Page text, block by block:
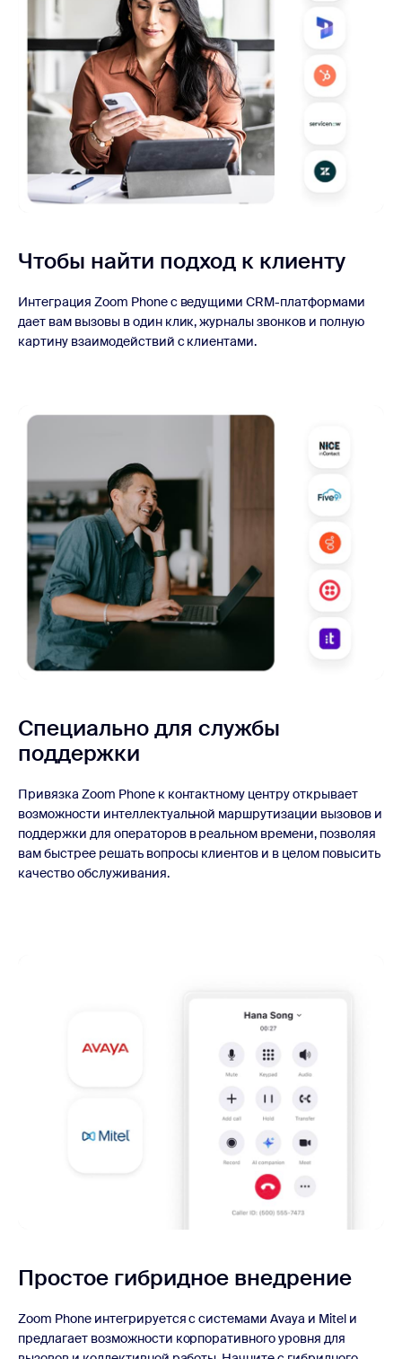
Чтобы найти подход к клиенту
Интеграция Zoom Phone с ведущими CRM-платформами
дает вам вызовы в один клик, журналы звонков и полную
картину взаимодействий с клиентами.
Специально для службы
поддержки
Привязка Zoom Phone к контактному центру открывает
возможности интеллектуальной маршрутизации вызовов и
поддержки для операторов в реальном времени, позволяя
вам быстрее решать вопросы клиентов и в целом повысить
качество обслуживания.
Простое гибридное внедрение
Zoom Phone интегрируется с системами Avaya и Mitel и
предлагает возможности корпоративного уровня для